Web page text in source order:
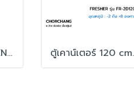
ตู้เคาน์เตอร์ 180 cm. SANDEN รุ่น SCC-1863